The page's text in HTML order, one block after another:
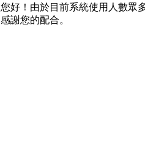
好！由於目前系統使用人數眾
謝您的配合。